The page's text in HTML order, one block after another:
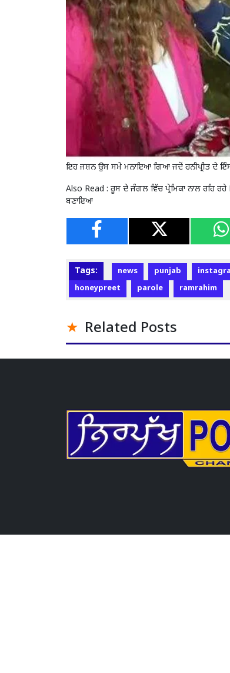
ਇਹ ਜਸ਼ਨ ਉਸ ਸਮੇਂ ਮਨਾਇਆ ਗਿਆ ਜਦੋਂ ਹਨੀਪ੍ਰੀਤ ਦੇ
Also Read : ਰੂਸ ਦੇ ਜੰਗਲ ਵਿੱਚ ਪ੍ਰੇਮਿਕਾ ਨਾਲ ਰਹਿ
ਬਣਾਇਆ
Tags: news punjab
honeypreet
parole ramrahim
Related Posts